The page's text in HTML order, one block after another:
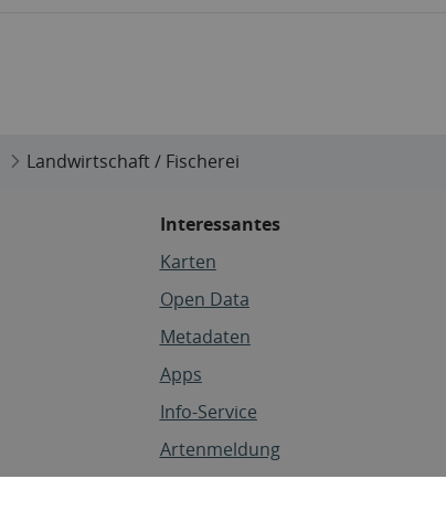
Landwirtschaft / Fischerei
Interessantes
Karten
Open Data
Metadaten
Apps
Info-Service
Artenmeldung